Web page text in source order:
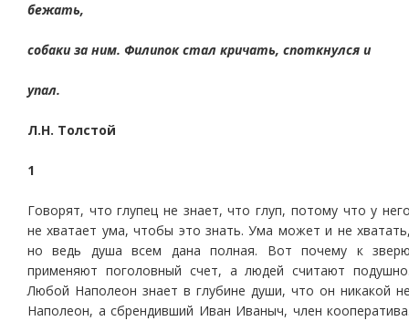
бежать,
собаки за ним. Филипок стал кричать, споткнулся и
упал.
Л.Н. Толстой
1
Говорят, что глупец не знает, что глуп, потому что у
не хватает ума, чтобы это знать. Ума может и не
но ведь душа всем дана полная. Вот почему к
применяют поголовный счет, а людей считают
Любой Наполеон знает в глубине души, что он никакой
Наполеон, а сбрендивший Иван Иваныч, член